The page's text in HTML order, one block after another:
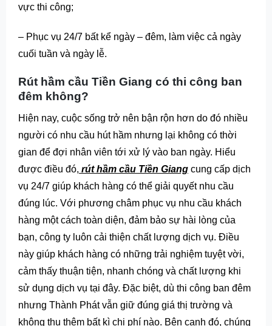
vực thi công;
– Phục vụ 24/7 bất kể ngày – đêm, làm việc cả ngày
cuối tuần và ngày lễ.
Rút hầm cầu Tiền Giang có thi công ban
đêm không?
Hiện nay, cuộc sống trở nên bận rộn hơn do đó nhiều
người có nhu cầu hút hầm nhưng lại không có thời
gian để đợi nhân viên tới xử lý vào ban ngày. Hiểu
được điều đó, rút hầm cầu Tiền Giang cung cấp dịch
vụ 24/7 giúp khách hàng có thể giải quyết nhu cầu
đúng lúc. Với phương châm phục vụ nhu cầu khách
hàng một cách toàn diện, đảm bảo sự hài lòng của
bạn, công ty luôn cải thiện chất lượng dịch vụ. Điều
này giúp khách hàng có những trải nghiệm tuyệt vời,
cảm thấy thuận tiện, nhanh chóng và chất lượng khi
sử dụng dịch vụ tại đây. Đặc biệt, dù thi công ban đêm
nhưng Thành Phát vẫn giữ đúng giá thị trường và
không thu thêm bất kì chi phí nào. Bên cạnh đó, chúng